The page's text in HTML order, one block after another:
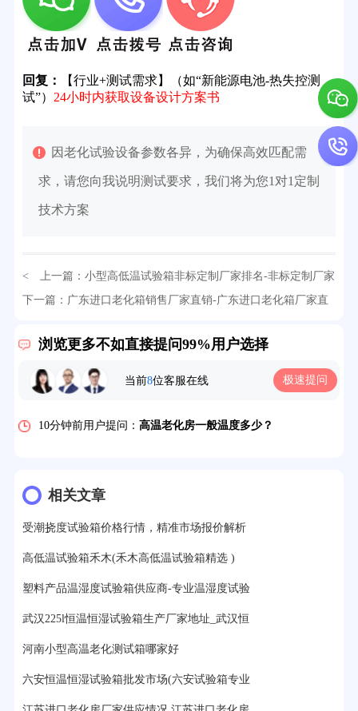
回复：
【行业+测试需求】（如“新能源电池-热失控测
试”） 24小时内获取设备设计方案书
因老化试验设备参数各异，为确保高效匹配需
求，请您向我说明测试要求，我们将为您1对1定制
技术方案
< 上一篇： 小型高低温试验箱非标定制厂家排名-非标定制厂家
实力排名解析
下一篇： 广东进口老化箱销售厂家直销-广东进口老化箱厂家直
浏览更多不如直接提问99%用户选择
当前8位客服在线 极速提问
32分钟前用户提问：氙灯老化试验箱价格多少？
2分钟前用户提问：大型高温老化房价格多少钱？
5分钟前用户提问：高温恒温试验箱待机温度多少？
7分钟前用户提问： 老化房安全要求标准有哪些？
氙灯老化1小时等于多少天？
15分钟前用户提问：
17分钟前用户提问：步入式老化房有多大的？
22分钟前用户提问：紫外线老化箱辐照时间是多久？
25分钟前用户提问：老化箱和干燥箱区别？
27分钟前用户提问：移动电源老化柜与电池柜的区别？
相关文章
受潮挠度试验箱价格行情，精准市场报价解析
高低温试验箱禾木(禾木高低温试验箱精选 )
塑料产品温湿度试验箱供应商-专业温湿度试验
武汉225l恒温恒湿试验箱生产厂家地址_武汉恒
河南小型高温老化测试箱哪家好
六安恒温恒湿试验箱批发市场(六安试验箱专业